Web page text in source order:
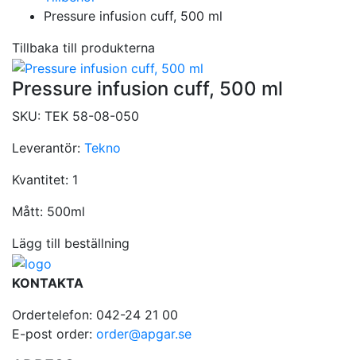
Pressure infusion cuff, 500 ml
Tillbaka till produkterna
Pressure infusion cuff, 500 ml
SKU: TEK 58-08-050
Leverantör: Tekno
Kvantitet: 1
Mått: 500ml
Lägg till beställning
KONTAKTA
Ordertelefon: 042-24 21 00
E-post order: order@apgar.se